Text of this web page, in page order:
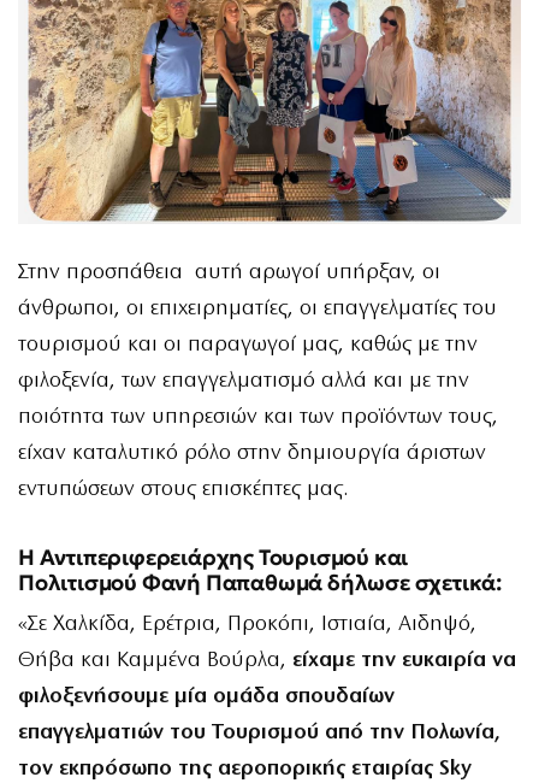
Στην προσπάθεια αυτή αρωγοί υπήρξαν, οι
άνθρωποι, οι επιχειρηματίες, οι επαγγελματίες του
τουρισμού και οι παραγωγοί μας, καθώς με την
φιλοξενία, των επαγγελματισμό αλλά και με την
ποιότητα των υπηρεσιών και των προϊόντων τους,
είχαν καταλυτικό ρόλο στην δημιουργία άριστων
εντυπώσεων στους επισκέπτες μας.
Η Αντιπεριφερειάρχης Τουρισμού και
Πολιτισμού Φανή Παπαθωμά δήλωσε σχετικά:
«Σε Χαλκίδα, Ερέτρια, Προκόπι, Ιστιαία, Αιδηψό,
Θήβα και Καμμένα Βούρλα, είχαμε την ευκαιρία να
φιλοξενήσουμε μία ομάδα σπουδαίων
επαγγελματιών του Τουρισμού από την Πολωνία,
τον εκπρόσωπο της αεροπορικής εταιρίας Sky